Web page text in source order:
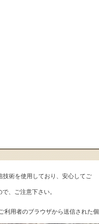
術を使用しており、安心してご
、ご注意下さい。
利用者のブラウザから送信された個